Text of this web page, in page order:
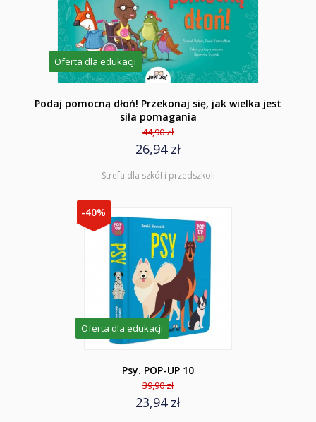
Oferta dla edukacji
Podaj pomocną dłoń! Przekonaj się, jak wielka jest
siła pomagania
44,90 zł
26,94 zł
Strefa dla szkół i przedszkoli
-40%
Oferta dla edukacji
Psy. POP-UP 10
39,90 zł
23,94 zł